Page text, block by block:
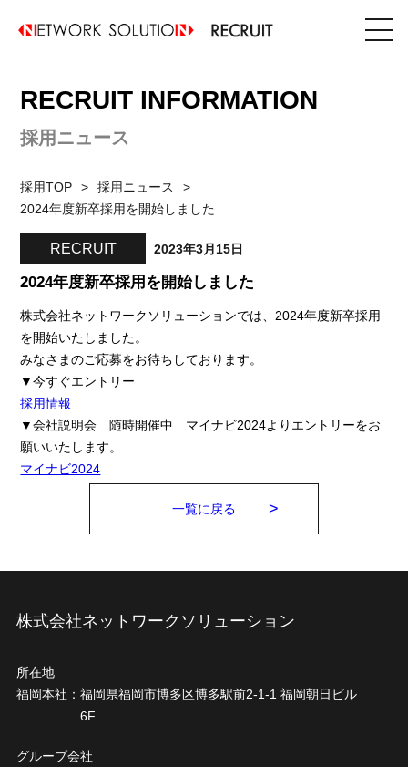
RECRUIT INFORMATION
採用ニュース
採用TOP
採用ニュース
2024年度新卒採用を開始しました
RECRUIT 2023年3月15日
2024年度新卒採用を開始しました
株式会社ネットワークソリューションでは、2024年度新卒採用
を開始いたしました。
みなさまのご応募をお待ちしております。
▼今すぐエントリー
採用情報
▼会社説明会 随時開催中 マイナビ2024よりエントリーをお
願いいたします。
マイナビ2024
一覧に戻る
株式会社ネットワークソリューション
所在地
福岡本社： 福岡県福岡市博多区博多駅前2-1-1 福岡朝日ビル
6F
グループ会社